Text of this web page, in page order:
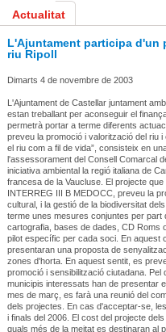
Actualitat
L'Ajuntament participa d'un
riu Ripoll
Dimarts 4 de novembre de 2003
L'Ajuntament de Castellar juntament
estan treballant per aconseguir el
permetrà portar a terme diferents
preveu la promoció i valorització del riu
el riu com a fil de vida”, consisteix en
l'assessorament del Consell Comarcal
iniciativa ambiental la regió italiana de
francesa de la Vaucluse. El projecte
INTERREG III B MEDOCC, preveu la
cultural, i la gestió de la biodiversitat
terme unes mesures conjuntes per
cartografia, bases de dades, CD Roms
pilot específic per cada soci. En aquest
presentaran una proposta de
zones d'horta. En aquest sentit, es
promoció i sensibilització ciutadana.
municipis interessats han de presentar
mes de març, es farà una reunió del
dels projectes. En cas d'acceptar-se,
i finals del 2006. El cost del projecte
quals més de la meitat es destinaran al